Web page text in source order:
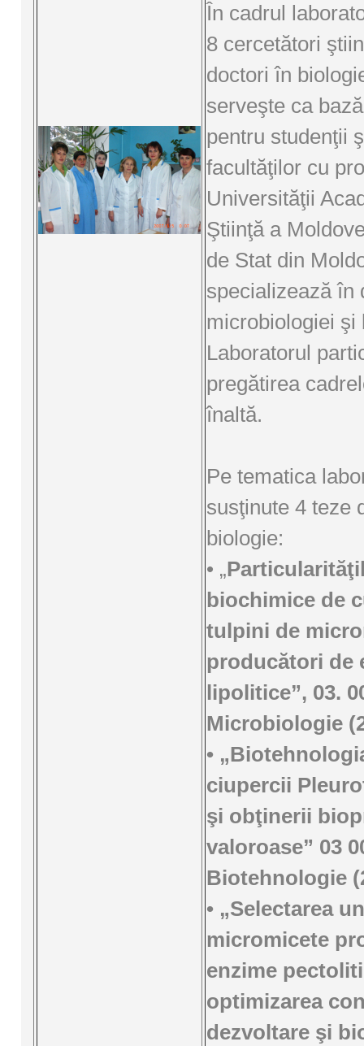
În cadrul
8 cercetători
doctori în
serveşte ca
pentru studenţii
facultăţilor cu
Universităţii
Ştiinţă a
de Stat din
specializează în
microbiologiei şi
Laboratorul
pregătirea
înaltă.
Pe tematica
susţinute 4 teze
biologie:
• „
biochimice de
tulpini de
producători de
lipolitice”, 03.
Microbiologie
•
ciupercii
şi obţinerii
valoroase” 03
Biotehnologie
• „Selectarea
micromicete
enzime
optimizarea
dezvoltare şi